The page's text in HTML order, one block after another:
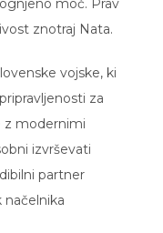
znotraj Nata.
za
modernimi
partner